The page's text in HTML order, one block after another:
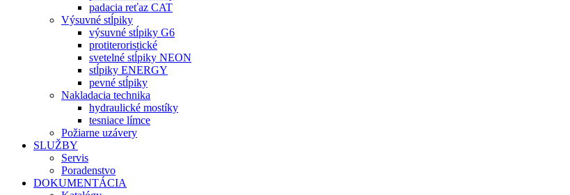
padacia reťaz CAT
Výsuvné stĺpiky
výsuvné stĺpiky G6
protiteroristické
svetelné stĺpiky NEON
stĺpiky ENERGY
pevné stĺpiky
Nakladacia technika
hydraulické mostíky
tesniace límce
Požiarne uzávery
SLUŽBY
Servis
Poradenstvo
DOKUMENTÁCIA